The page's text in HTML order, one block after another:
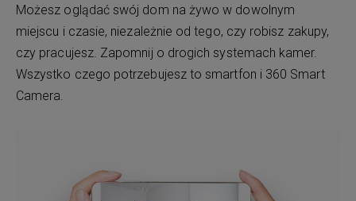
Możesz oglądać swój dom na żywo w dowolnym
miejscu i czasie, niezależnie od tego, czy robisz zakupy,
czy pracujesz. Zapomnij o drogich systemach kamer.
Wszystko czego potrzebujesz to smartfon i 360 Smart
Camera.